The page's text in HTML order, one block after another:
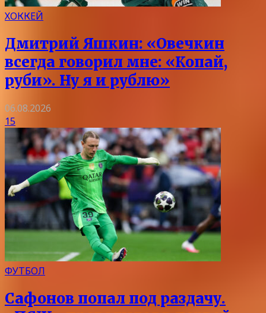
ХОККЕЙ
Дмитрий Яшкин: «Овечкин
всегда говорил мне: «Копай,
руби». Ну я и рублю»
06.08.2026
15
ФУТБОЛ
Сафонов попал под раздачу.